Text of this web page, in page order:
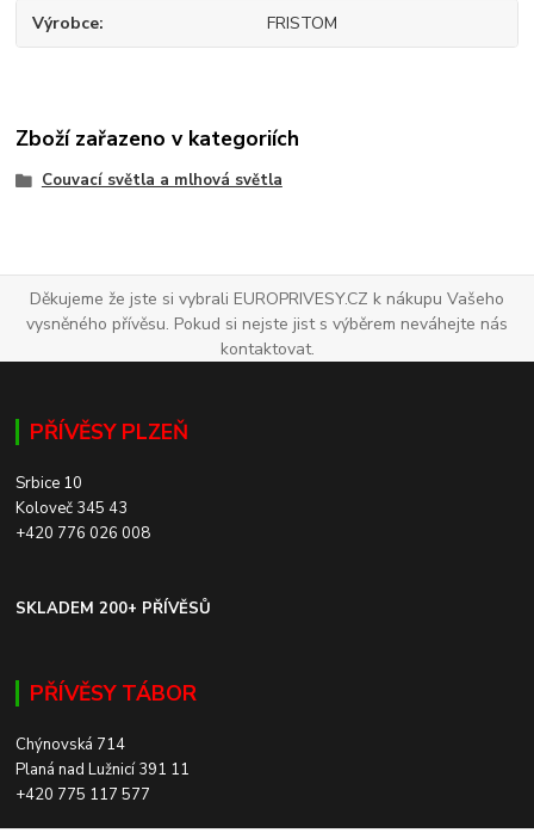
Výrobce FRISTOM
Zboží zařazeno v kategoriích
Couvací světla a mlhová světla
Děkujeme že jste si vybrali EUROPRIVESY.CZ k nákupu Vašeho
vysněného přívěsu. Pokud si nejste jist s výběrem neváhejte nás
kontaktovat.
PŘÍVĚSY PLZEŇ
Srbice 10
Koloveč 345 43
+420 776 026 008
SKLADEM 200+ PŘÍVĚSŮ
PŘÍVĚSY TÁBOR
Chýnovská 714
Planá nad Lužnicí 391 11
+420 775 117 577